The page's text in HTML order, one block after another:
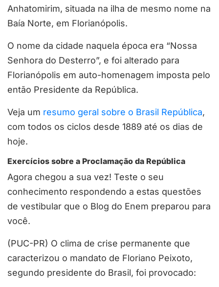
Anhatomirim, situada na ilha de mesmo nome na
Baía Norte, em Florianópolis.
O nome da cidade naquela época era “Nossa
Senhora do Desterro”, e foi alterado para
Florianópolis em auto-homenagem imposta pelo
então Presidente da República.
Veja um resumo geral sobre o Brasil República,
com todos os ciclos desde 1889 até os dias de
hoje.
Exercícios sobre a Proclamação da República
Agora chegou a sua vez! Teste o seu
conhecimento respondendo a estas questões
de vestibular que o Blog do Enem preparou para
você.
(PUC-PR) O clima de crise permanente que
caracterizou o mandato de Floriano Peixoto,
segundo presidente do Brasil, foi provocado: